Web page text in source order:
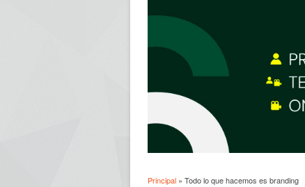
Principal » Todo lo que hacemos es branding